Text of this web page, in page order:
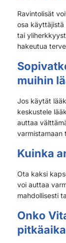
Ravintolisät
osa käyttäjistä
tai
hakeutua
muihin
Jos käytät
keskustele
auttaa
varmistamaan
Kuinka
Ota kaksi
voi auttaa
mahdollisesti
Onko